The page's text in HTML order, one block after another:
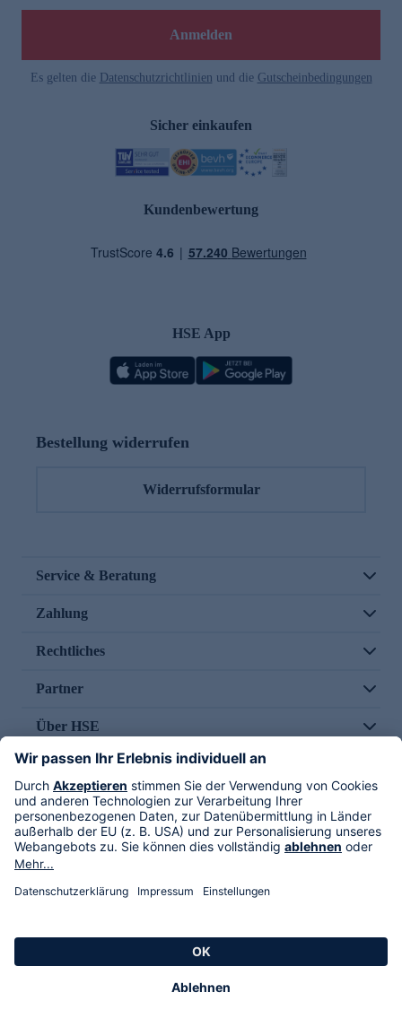
Anmelden
Es gelten die Datenschutzrichtlinien und die Gutscheinbedingungen
Sicher einkaufen
Kundenbewertung
HSE App
Bestellung widerrufen
Widerrufsformular
Service & Beratung
Zahlung
Rechtliches
Partner
Über HSE
Im TV
HSE International